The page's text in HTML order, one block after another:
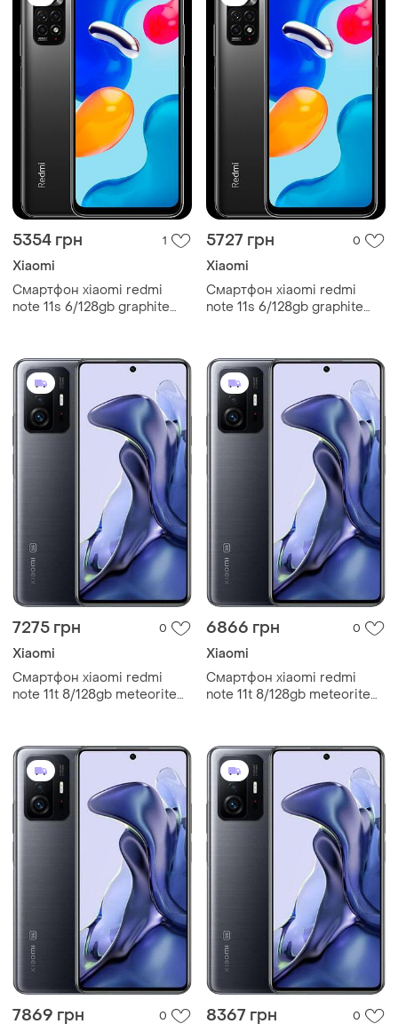
5354 грн 1
Xiaomi
Смартфон xiaomi redmi
note 11s 6/128gb graphite
5000 маг міцний
5727 грн 0
Xiaomi
Смартфон xiaomi redmi
note 11s 6/128gb graphite
5000 маг gg
7275 грн 0
Xiaomi
Смартфон xiaomi redmi
note 11t 8/128gb meteorite
5000 маг
6866 грн 0
Xiaomi
Смартфон xiaomi redmi
note 11t 8/128gb meteorite
5000 маг
7869 грн 0 8367 грн 0